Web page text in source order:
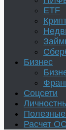
ETF
Бизнес
Соцсети
Расчет